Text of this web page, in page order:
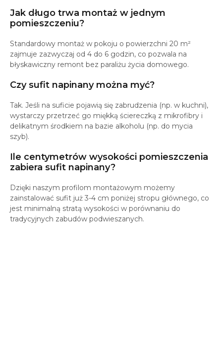
Jak długo trwa montaż w jednym
pomieszczeniu?
Standardowy montaż w pokoju o powierzchni 20 m²
zajmuje zazwyczaj od 4 do 6 godzin, co pozwala na
błyskawiczny remont bez paraliżu życia domowego.
Czy sufit napinany można myć?
Tak. Jeśli na suficie pojawią się zabrudzenia (np. w kuchni),
wystarczy przetrzeć go miękką ściereczką z mikrofibry i
delikatnym środkiem na bazie alkoholu (np. do mycia
szyb).
Ile centymetrów wysokości pomieszczenia
zabiera sufit napinany?
Dzięki naszym profilom montażowym możemy
zainstalować sufit już 3-4 cm poniżej stropu głównego, co
jest minimalną stratą wysokości w porównaniu do
tradycyjnych zabudów podwieszanych.